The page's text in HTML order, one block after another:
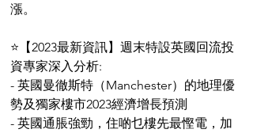
漲。
⭐️【2023最新資訊】週末特設英國回流投
資專家深入分析:
- 英國曼徹斯特（Manchester）的地理優
勢及獨家樓市2023經濟增長預測
- 英國通脹強勁，住啲乜樓先最慳電，加